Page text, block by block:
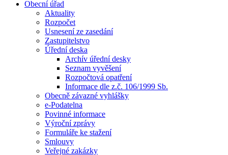
Obecní úřad
Aktuality
Rozpočet
Usnesení ze zasedání
Zastupitelstvo
Úřední deska
Archív úřední desky
Seznam vyvěšení
Rozpočtová opatření
Informace dle z.č. 106/1999 Sb.
Obecně závazné vyhlášky
e-Podatelna
Povinné informace
Výroční zprávy
Formuláře ke stažení
Smlouvy
Veřejné zakázky